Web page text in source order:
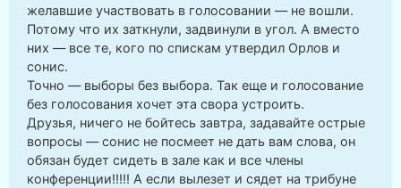
желавшие участвовать в голосовании — не вошли.
Потому что их заткнули, задвинули в угол. А вместо
них — все те, кого по спискам утвердил Орлов и
сонис.
Точно — выборы без выбора. Так еще и голосование
без голосования хочет эта свора устроить.
Друзья, ничего не бойтесь завтра, задавайте острые
вопросы — сонис не посмеет не дать вам слова, он
обязан будет сидеть в зале как и все члены
конференции!!!!! А если вылезет и сядет на трибуне